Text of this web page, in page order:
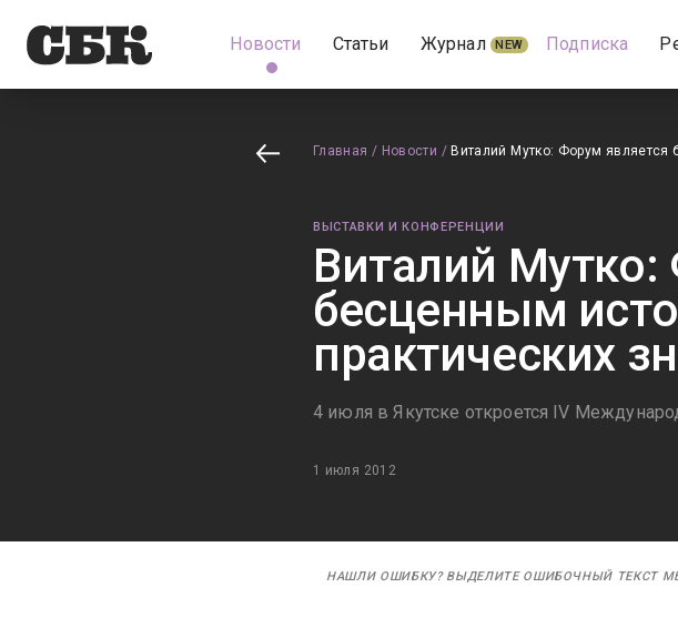
Новости Статьи Журнал NEW Подписка
Главная / Новости / Виталий Мутко: Форум является
ВЫСТАВКИ И КОНФЕРЕНЦИИ
Виталий Мутко:
бесценным
практических
4 июля в Якутске откроется IV
1 июля 2012
НАШЛИ ОШИБКУ? ВЫДЕЛИТЕ ОШИБОЧНЫЙ ТЕКСТ